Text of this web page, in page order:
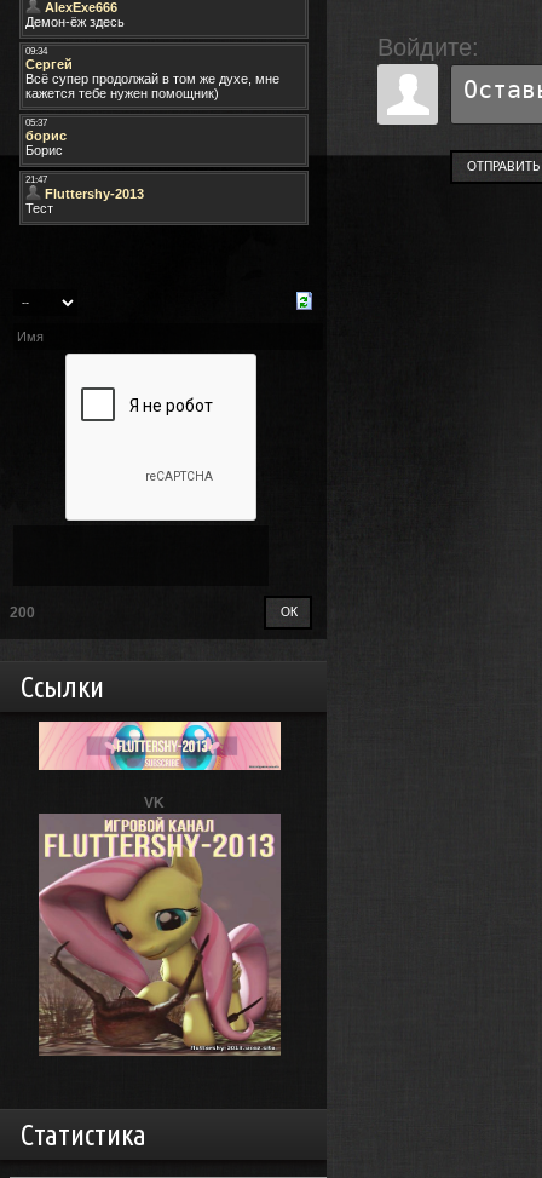
200
Ссылки
VK
Статистика
Войдите:
ОТПРАВИТЬ